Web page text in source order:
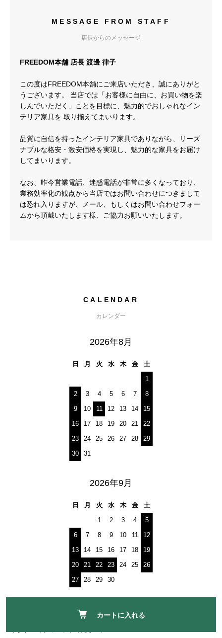
カートに入れる
MESSAGE FROM STAFF
店長からのメッセージ
FREEDOM本舗 店長 渡邊 律子
この度はFREEDOM本舗にご来店いただき、誠にありがと
うございます。 当店では「お客様に自由に、お買い物を楽
しんでいただく」ことを目標に、魅力的でおしゃれなイン
テリア家具を 取り揃えてまいります。
品質に自信を持ったインテリア家具でありながら、リーズ
ナブルな格安・激安価格を実現し、魅力的な家具をお届け
してまいります。
なお、昨今営業電話、迷惑電話が非常に多くなっており、
業務効率化の観点から当店ではお問い合わせにつきまして
は恐れ入りますが、メール、もしくはお問い合わせフォー
ムから頂戴いたします様、ご協力お願いいたします。
CALENDAR
カレンダー
2026年8月
日 月 火 水 木 金
土
1
2
3 4 5 6 7
8
9
10 11 12 13 14
15
16
17 18 19 20 21
22
23
24 25 26 27 28
29
30
31
2026年9月
日 月 火 水 木 金
土
1
2 3 4
5
6
7 8 9 10 11
12
13
14 15 16 17 18
19
20
21 22 23 24 25
26
27
28 29 30
※営業時間は10:00～17:00になります。
営業時間外のお問い合わせにつきましては翌営業日以降のご返信にな